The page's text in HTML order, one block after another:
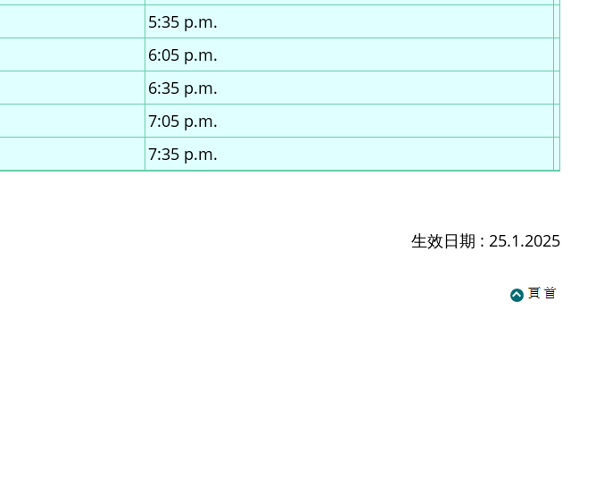
5:35 p.m.
6:05 p.m.
6:35 p.m.
7:05 p.m.
7:35 p.m.
生效日期 : 25.1.2025